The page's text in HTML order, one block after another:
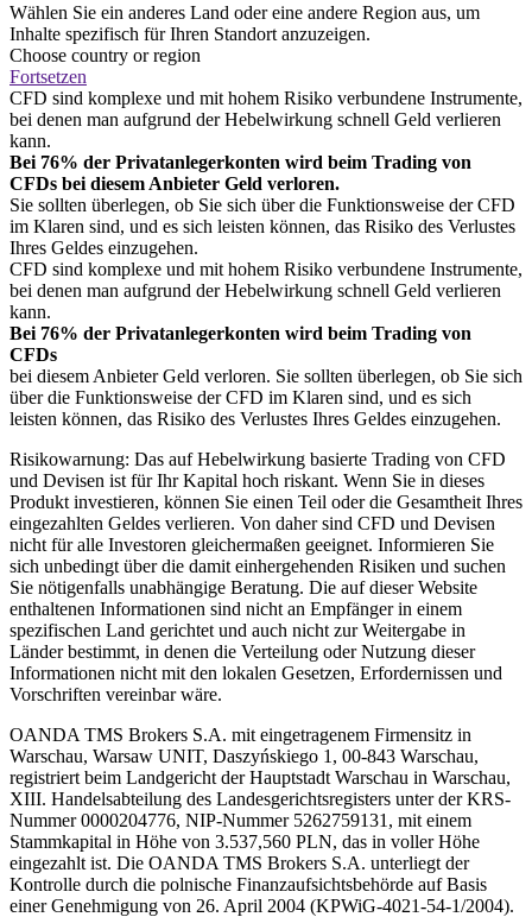
Wählen Sie ein anderes Land oder eine andere Region aus, um
Inhalte spezifisch für Ihren Standort anzuzeigen.
Choose country or region
Fortsetzen
CFD sind komplexe und mit hohem Risiko verbundene Instrumente,
bei denen man aufgrund der Hebelwirkung schnell Geld verlieren
kann.
Bei 76% der Privatanlegerkonten wird beim Trading von
CFDs bei diesem Anbieter Geld verloren.
Sie sollten überlegen, ob Sie sich über die Funktionsweise der CFD
im Klaren sind, und es sich leisten können, das Risiko des Verlustes
Ihres Geldes einzugehen.
CFD sind komplexe und mit hohem Risiko verbundene Instrumente,
bei denen man aufgrund der Hebelwirkung schnell Geld verlieren
kann.
Bei 76% der Privatanlegerkonten wird beim Trading von
CFDs
bei diesem Anbieter Geld verloren. Sie sollten überlegen, ob Sie sich
über die Funktionsweise der CFD im Klaren sind, und es sich
leisten können, das Risiko des Verlustes Ihres Geldes einzugehen.
Risikowarnung: Das auf Hebelwirkung basierte Trading von CFD
und Devisen ist für Ihr Kapital hoch riskant. Wenn Sie in dieses
Produkt investieren, können Sie einen Teil oder die Gesamtheit Ihres
eingezahlten Geldes verlieren. Von daher sind CFD und Devisen
nicht für alle Investoren gleichermaßen geeignet. Informieren Sie
sich unbedingt über die damit einhergehenden Risiken und suchen
Sie nötigenfalls unabhängige Beratung. Die auf dieser Website
enthaltenen Informationen sind nicht an Empfänger in einem
spezifischen Land gerichtet und auch nicht zur Weitergabe in
Länder bestimmt, in denen die Verteilung oder Nutzung dieser
Informationen nicht mit den lokalen Gesetzen, Erfordernissen und
Vorschriften vereinbar wäre.
OANDA TMS Brokers S.A. mit eingetragenem Firmensitz in
Warschau, Warsaw UNIT, Daszyńskiego 1, 00-843 Warschau,
registriert beim Landgericht der Hauptstadt Warschau in Warschau,
XIII. Handelsabteilung des Landesgerichtsregisters unter der KRS-
Nummer 0000204776, NIP-Nummer 5262759131, mit einem
Stammkapital in Höhe von 3.537,560 PLN, das in voller Höhe
eingezahlt ist. Die OANDA TMS Brokers S.A. unterliegt der
Kontrolle durch die polnische Finanzaufsichtsbehörde auf Basis
einer Genehmigung von 26. April 2004 (KPWiG-4021-54-1/2004).